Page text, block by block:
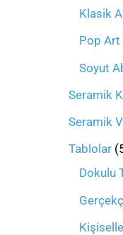
Klasik
Pop Art
Soyut
Seramik
Seramik
Tablolar
Dokulu